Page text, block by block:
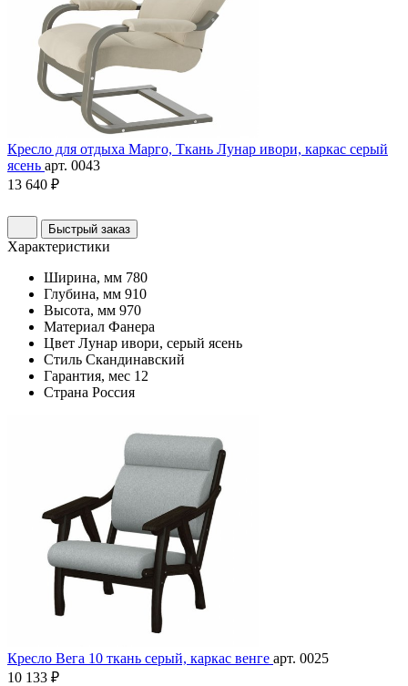
Кресло для отдыха Марго, Ткань Лунар ивори, каркас серый
ясень арт. 0043
13 640 ₽
Быстрый заказ
Характеристики
Ширина, мм 780
Глубина, мм 910
Высота, мм 970
Материал Фанера
Цвет Лунар ивори, серый ясень
Стиль Скандинавский
Гарантия, мес 12
Страна Россия
Кресло Вега 10 ткань серый, каркас венге арт. 0025
10 133 ₽